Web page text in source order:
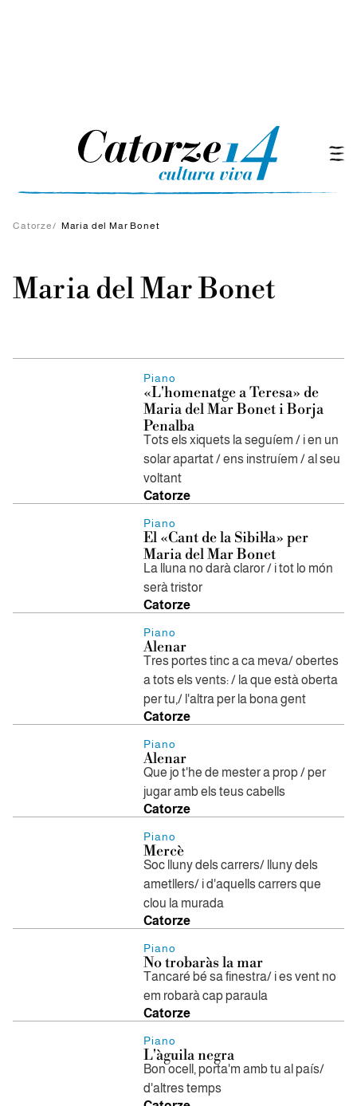
Catorze/ Maria del Mar Bonet
Maria del Mar Bonet
Piano
«L'homenatge a Teresa» de
Maria del Mar Bonet i Borja
Penalba
Tots els xiquets la seguíem / i en un
solar apartat / ens instruíem / al seu
voltant
Catorze
Piano
El «Cant de la Sibil·la» per
Maria del Mar Bonet
La lluna no darà claror / i tot lo món
serà tristor
Catorze
Piano
Alenar
Tres portes tinc a ca meva/ obertes
a tots els vents: / la que està oberta
per tu,/ l'altra per la bona gent
Catorze
Piano
Alenar
Que jo t'he de mester a prop / per
jugar amb els teus cabells
Catorze
Piano
Mercè
Soc lluny dels carrers/ lluny dels
ametllers/ i d'aquells carrers que
clou la murada
Catorze
Piano
No trobaràs la mar
Tancaré bé sa finestra/ i es vent no
em robarà cap paraula
Catorze
Piano
L'àguila negra
Bon ocell, porta'm amb tu al país/
d'altres temps